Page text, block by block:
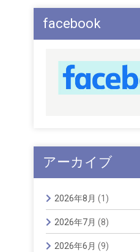
facebook
アーカイブ
2026年8月 (1)
2026年7月 (8)
2026年6月 (9)